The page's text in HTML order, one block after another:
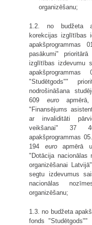
organizēšanu;
1.2. no budžeta
korekcijas izglītības
apakšprogrammas
pasākumi"
izglītības izdevumu
"Studētgods""
nodrošināšana
609 euroapmērā,
"Finansējums
ar invaliditāti
veikšanai" 37
apakšprogrammas
194 euroapmērā
"Dotācija nacionālas
organizēšanai
segtu izdevumus
nacionālas
organizēšanu;
1.3. no budžeta
fonds "Studētgods""